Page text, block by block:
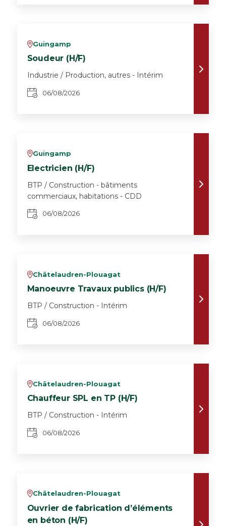
vGuingamp
Soudeur (H/F)
Industrie / Production, autres - Intérim
06/08/2026
vGuingamp
Electricien (H/F)
BTP / Construction - bâtiments
commerciaux, habitations - CDD
06/08/2026
vChâtelaudren-Plouagat
Manoeuvre Travaux publics (H/F)
BTP / Construction - Intérim
06/08/2026
vChâtelaudren-Plouagat
Chauffeur SPL en TP (H/F)
BTP / Construction - Intérim
06/08/2026
vChâtelaudren-Plouagat
Ouvrier de fabrication d’éléments
en béton (H/F)